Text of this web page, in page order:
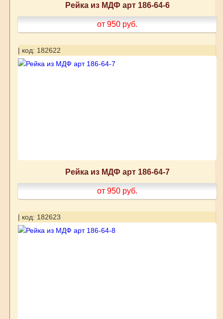
Рейка из МДФ арт 186-64-6
от 950 руб.
| код: 182622
Рейка из МДФ арт 186-64-7
от 950 руб.
| код: 182623